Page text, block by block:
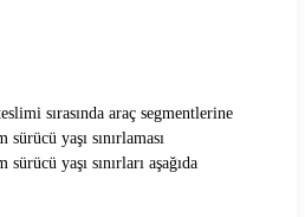
Koşulları
sırasında araç segmentlerine
yaşı sınırlaması
yaşı sınırları aşağıda